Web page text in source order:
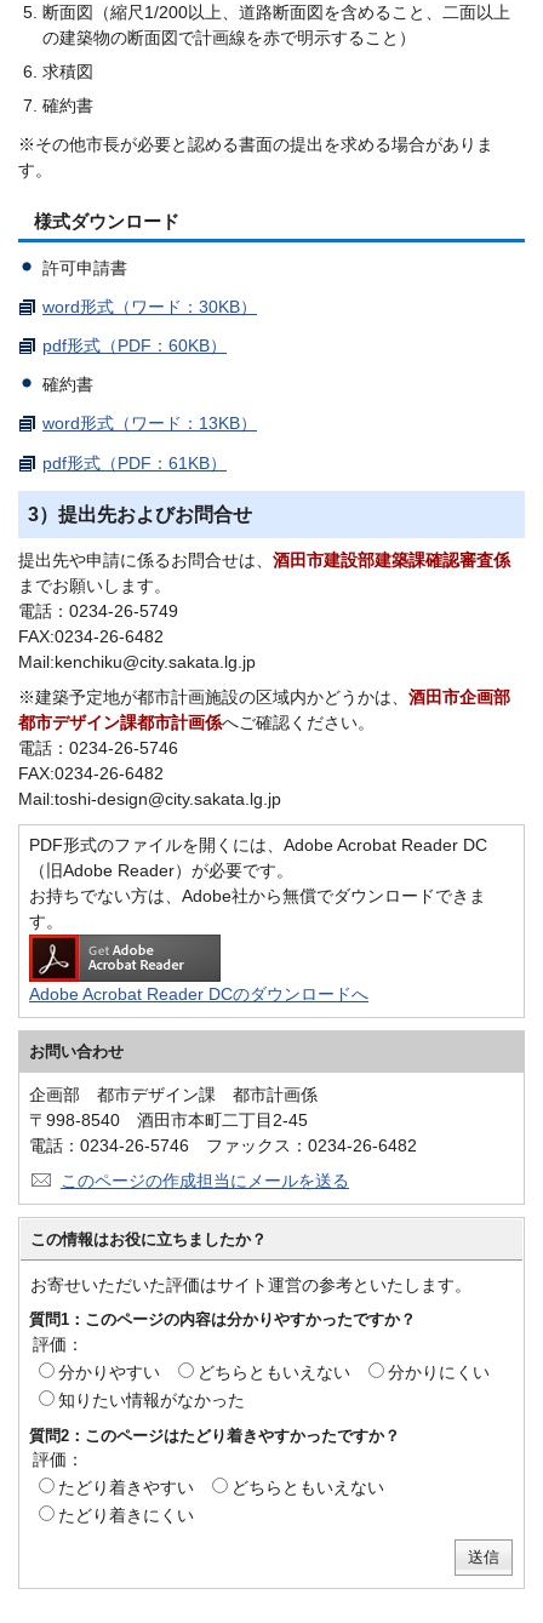
断面図（縮尺1/200以上、道路断面図を含めること、二面以上
の建築物の断面図で計画線を赤で明示すること）
求積図
確約書
※その他市長が必要と認める書面の提出を求める場合がありま
す。
様式ダウンロード
許可申請書
word形式（ワード：30KB）
pdf形式（PDF：60KB）
確約書
word形式（ワード：13KB）
pdf形式（PDF：61KB）
3）提出先およびお問合せ
提出先や申請に係るお問合せは、 酒田市建設部建築課確認審査係
までお願いします。
電話：0234-26-5749
FAX:0234-26-6482
Mail:kenchiku@city.sakata.lg.jp
※建築予定地が都市計画施設の区域内かどうかは、 酒田市企画部
都市デザイン課都市計画係へご確認ください。
電話：0234-26-5746
FAX:0234-26-6482
Mail:toshi-design@city.sakata.lg.jp
PDF形式のファイルを開くには、Adobe Acrobat Reader DC
（旧Adobe Reader）が必要です。
お持ちでない方は、Adobe社から無償でダウンロードできま
す。
Adobe Acrobat Reader DCのダウンロードへ
お問い合わせ
企画部 都市デザイン課 都市計画係
〒998-8540 酒田市本町二丁目2-45
電話：0234-26-5746 ファックス：0234-26-6482
このページの作成担当にメールを送る
この情報はお役に立ちましたか？
お寄せいただいた評価はサイト運営の参考といたします。
質問1：このページの内容は分かりやすかったですか？
評価：
分かりやすい
どちらともいえない
分かりにくい
知りたい情報がなかった
質問2：このページはたどり着きやすかったですか？
評価：
たどり着きやすい
どちらともいえない
たどり着きにくい